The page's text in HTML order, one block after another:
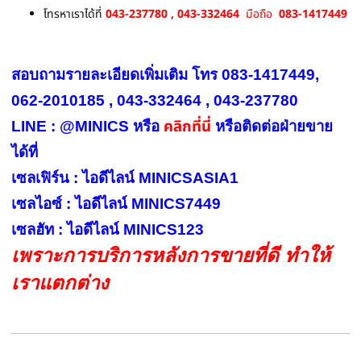
โทรหาเราได้ที่ 043-237780 , 043-332464 มือถือ 083-1417449
สอบถามรายละเอียดเพิ่มเติม โทร 083-1417449,
062-2010185 , 043-332464 , 043-237780
LINE : @MINICS หรือ คลิกที่นี่ หรือติดต่อฝ่ายขาย
ได้ที่
เซลเฟิร์น : ไอดีไลน์ MINICSASIA1
เซลไอซ์ : ไอดีไลน์ MINICS7449
เซลฮัท : ไอดีไลน์ MINICS123
เพราะการบริการหลังการขายที่ดี ทำให้
เราแตกต่าง